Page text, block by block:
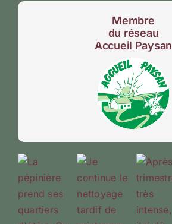
Membre
du réseau
Accueil Paysan